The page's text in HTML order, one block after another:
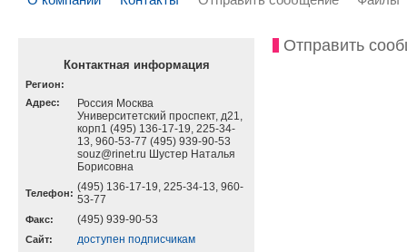
Контактная информация
Регион:
Адрес:
Россия Москва
Университетский проспект, д21,
корп1 (495) 136-17-19, 225-34-
13, 960-53-77 (495) 939-90-53
souz@rinet.ru Шустер Наталья
Борисовна
Телефон: (495) 136-17-19, 225-34-13, 960-
53-77
Факс: (495) 939-90-53
Cайт: доступен подписчикам
Отправить